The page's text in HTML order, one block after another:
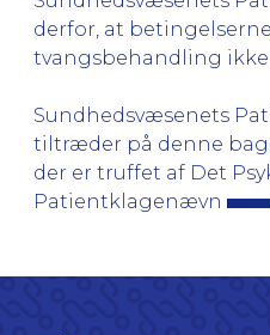
derfor, at
tvangsbehandling ikke
Sundhedsvæsenets
tiltræder på denne
der er truffet af Det
Patientklagenævn